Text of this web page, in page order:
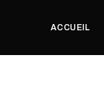
ACCUEIL